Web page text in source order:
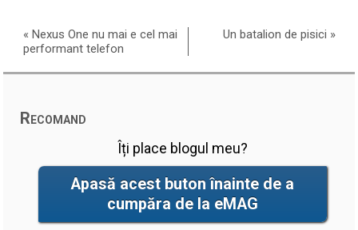
«Nexus One nu mai e cel mai
performant telefon
Un batalion de pisici »
Recomand
Îți place blogul meu?
Apasă acest buton înainte de a
cumpăra de la eMAG